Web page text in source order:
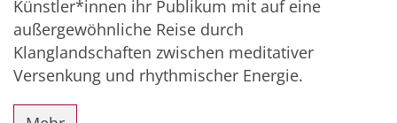
Künstler*innen ihr Publikum mit auf eine
außergewöhnliche Reise durch
Klanglandschaften zwischen meditativer
Versenkung und rhythmischer Energie.